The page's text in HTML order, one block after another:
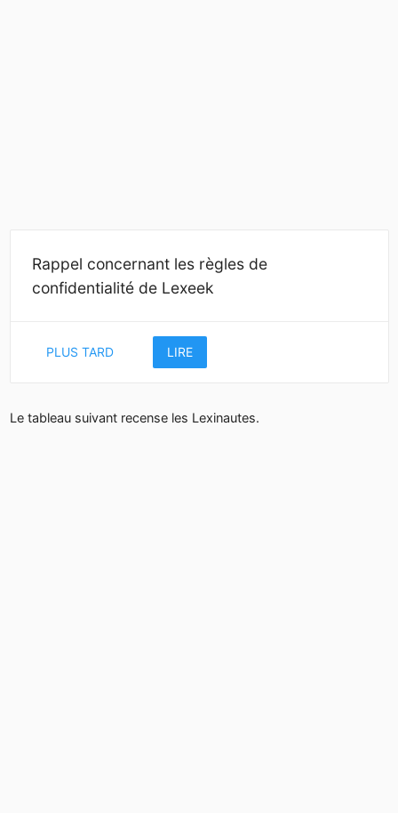
Rappel concernant les règles de
confidentialité de Lexeek
PLUS TARD LIRE
Le tableau suivant recense les Lexinautes.